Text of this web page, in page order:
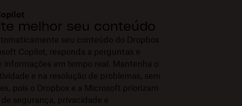
melhor seu conteúdo
seu conteúdo do Dropbox
Copilot, responda a perguntas e
informações em tempo real. Mantenha o
e na resolução de problemas, sem
pois o Dropbox e a Microsoft priorizam
segurança, privacidade e